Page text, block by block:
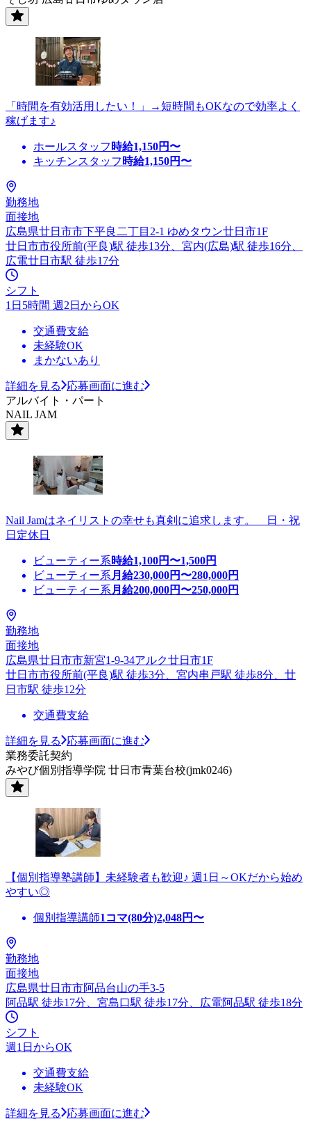
「時間を有効活用したい！」→短時間もOKなので効率よく
稼げます♪
ホールスタッフ 時給1,150円〜
キッチンスタッフ 時給1,150円〜
勤務地
面接地
広島県廿日市市下平良二丁目2-1 ゆめタウン廿日市1F
廿日市市役所前(平良)駅 徒歩13分、宮内(広島)駅 徒歩16分、
広電廿日市駅 徒歩17分
シフト
1日5時間 週2日からOK
交通費支給
未経験OK
まかないあり
詳細を見る
応募画面に進む
アルバイト・パート
NAIL JAM
Nail Jamはネイリストの幸せも真剣に追求します。 日・祝
日定休日
ビューティー系時給1,100円〜1,500円
ビューティー系 月給230,000円〜280,000円
ビューティー系 月給200,000円〜250,000円
勤務地
面接地
広島県廿日市市新宮1-9-34アルク廿日市1F
廿日市市役所前(平良)駅 徒歩3分、宮内串戸駅 徒歩8分、廿
日市駅 徒歩12分
交通費支給
詳細を見る
応募画面に進む
業務委託契約
みやび個別指導学院 廿日市青葉台校(jmk0246)
【個別指導塾講師】未経験者も歓迎♪ 週1日～OKだから始め
やすい◎
個別指導講師1コマ(80分)2,048円〜
勤務地
面接地
広島県廿日市市阿品台山の手3-5
阿品駅 徒歩17分、宮島口駅 徒歩17分、広電阿品駅 徒歩18分
シフト
週1日からOK
交通費支給
未経験OK
詳細を見る 応募画面に進む